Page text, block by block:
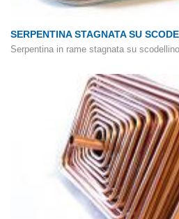
SERPENTINA STAGNATA SU
Serpentina in rame stagnata su